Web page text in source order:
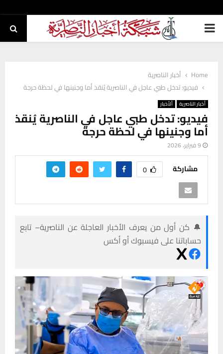
PRIMARY
Home
أخبار الناصرية
فيديو: تدخل طبي عاجل في الناصرية يُنقذ أما وجنينها في لحظة حرجة
أخبار الناصرية ألأخبار
فيديو: تدخل طبي عاجل في الناصرية يُنقذ
أما وجنينها في لحظة حرجة
9 فبراير، 2026
مشاركة 0
🔔 كن أول من يعرف الأخبار العاجلة عن الناصرية– تابع
حساباتنا على فيسبوك أو أكس